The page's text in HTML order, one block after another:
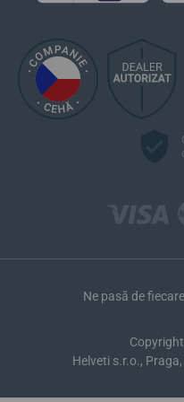
Ne pasă de
Helveti s.r.o.,